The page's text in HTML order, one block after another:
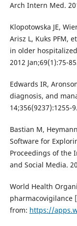
Arch Intern Med.
Klopotowska JE,
Arisz L, Kuks PFM,
in older
2012 Jan;69(1):75-
Edwards IR,
diagnosis, and
14;356(9237):1255-9.
Bastian M,
Software for
Proceedings of the
and Social Media.
World Health
pharmacovigilance
from: https://